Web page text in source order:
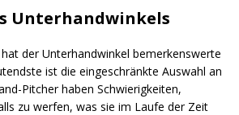
Unterhandwinkels
der Unterhandwinkel bemerkenswerte
ist die eingeschränkte Auswahl an
Pitcher haben Schwierigkeiten,
zu werfen, was sie im Laufe der Zeit